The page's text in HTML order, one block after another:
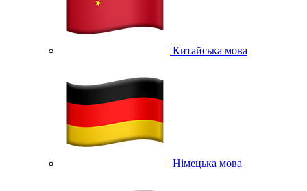
Китайська мова
Німецька мова